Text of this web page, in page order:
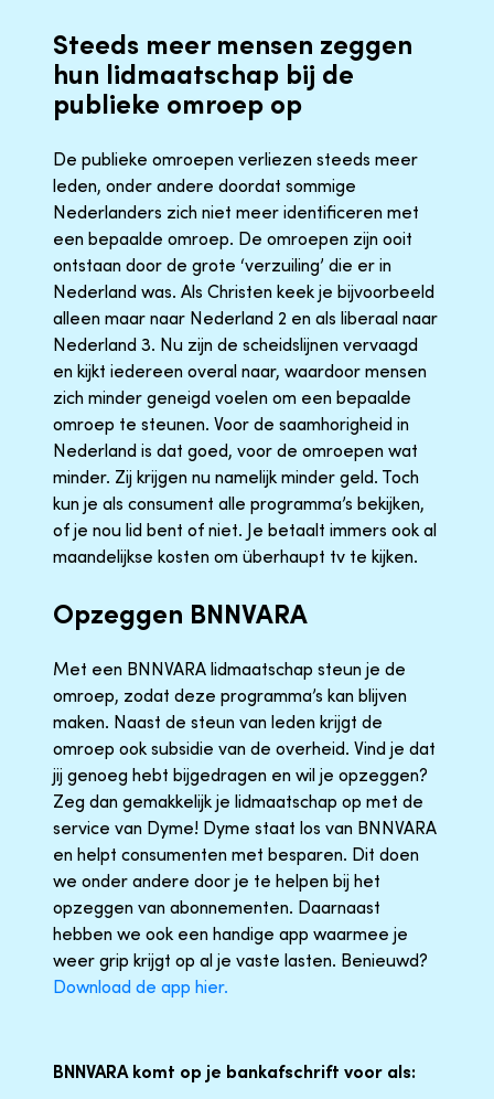
Steeds meer mensen zeggen
hun lidmaatschap bij de
publieke omroep op
De publieke omroepen verliezen steeds meer
leden, onder andere doordat sommige
Nederlanders zich niet meer identificeren met
een bepaalde omroep. De omroepen zijn ooit
ontstaan door de grote ‘verzuiling’ die er in
Nederland was. Als Christen keek je bijvoorbeeld
alleen maar naar Nederland 2 en als liberaal naar
Nederland 3. Nu zijn de scheidslijnen vervaagd
en kijkt iedereen overal naar, waardoor mensen
zich minder geneigd voelen om een bepaalde
omroep te steunen. Voor de saamhorigheid in
Nederland is dat goed, voor de omroepen wat
minder. Zij krijgen nu namelijk minder geld. Toch
kun je als consument alle programma’s bekijken,
of je nou lid bent of niet. Je betaalt immers ook al
maandelijkse kosten om überhaupt tv te kijken.
Opzeggen BNNVARA
Met een BNNVARA lidmaatschap steun je de
omroep, zodat deze programma’s kan blijven
maken. Naast de steun van leden krijgt de
omroep ook subsidie van de overheid. Vind je dat
jij genoeg hebt bijgedragen en wil je opzeggen?
Zeg dan gemakkelijk je lidmaatschap op met de
service van Dyme! Dyme staat los van BNNVARA
en helpt consumenten met besparen. Dit doen
we onder andere door je te helpen bij het
opzeggen van abonnementen. Daarnaast
hebben we ook een handige app waarmee je
weer grip krijgt op al je vaste lasten. Benieuwd?
Download de app hier.
BNNVARA komt op je bankafschrift voor als: